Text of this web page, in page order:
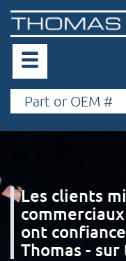
Les clients
ont
Thomas -